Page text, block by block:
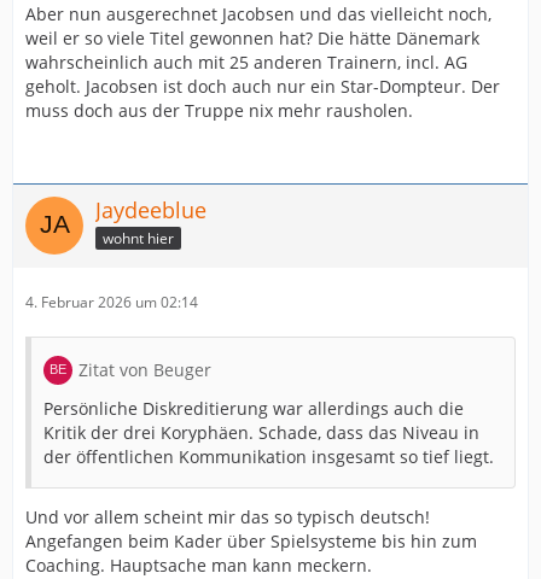
Aber nun ausgerechnet Jacobsen und das vielleicht noch,
weil er so viele Titel gewonnen hat? Die hätte Dänemark
wahrscheinlich auch mit 25 anderen Trainern, incl. AG
geholt. Jacobsen ist doch auch nur ein Star-Dompteur. Der
muss doch aus der Truppe nix mehr rausholen.
Jaydeeblue
wohnt hier
4. Februar 2026 um 02:14
Zitat von Beuger
Persönliche Diskreditierung war allerdings auch die
Kritik der drei Koryphäen. Schade, dass das Niveau in
der öffentlichen Kommunikation insgesamt so tief liegt.
Und vor allem scheint mir das so typisch deutsch!
Angefangen beim Kader über Spielsysteme bis hin zum
Coaching. Hauptsache man kann meckern.